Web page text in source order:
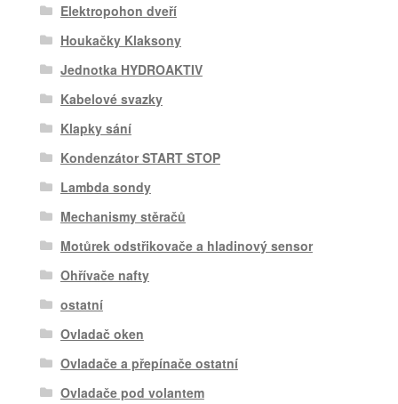
Elektropohon dveří
Houkačky Klaksony
Jednotka HYDROAKTIV
Kabelové svazky
Klapky sání
Kondenzátor START STOP
Lambda sondy
Mechanismy stěračů
Motůrek odstřikovače a hladinový sensor
Ohřívače nafty
ostatní
Ovladač oken
Ovladače a přepínače ostatní
Ovladače pod volantem